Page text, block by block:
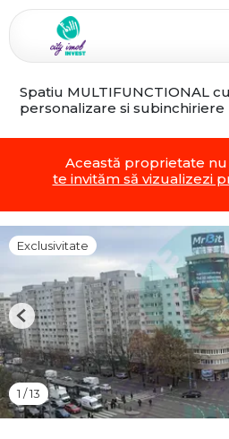
Spatiu MULTIFUNCTIONAL
personalizare si subinchiriere
Această proprietate nu
te invităm să vizualizezi
Exclusivitate
1 /13
Previous